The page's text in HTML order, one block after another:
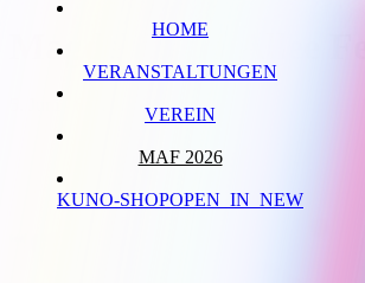
HOME
VERANSTALTUNGEN
VEREIN
MAF 2026
KUNO-SHOPOPEN_IN_NEW
Magdeburger Allee
5. Juni - 6. Juni 2026